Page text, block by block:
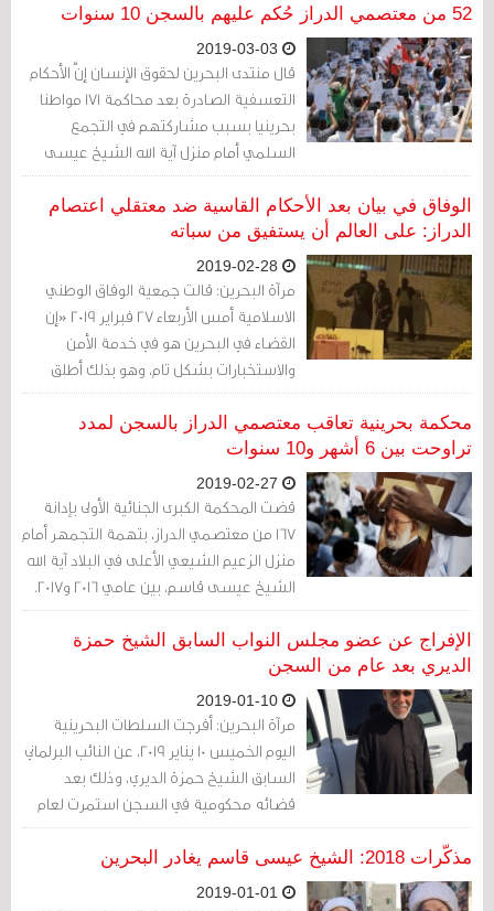
جرى من جرائم أخرى.
52 من معتصمي الدراز حُكم عليهم بالسجن 10 سنوات
قال منتدى البحرين لحقوق الإنسان إنَّ الأحكام
التعسفية الصادرة بعد محاكمة 171 مواطنا
بحرينيا بسبب مشاركتهم في التجمع
السلمي أمام منزل آية الله الشيخ عيسى
قاسم هي أحكام استندت على تحريات باطلة
الوفاق في بيان بعد الأحكام القاسية ضد معتقلي اعتصام
الدراز: على العالم أن يستفيق من سباته
مرآة البحرين: قالت جمعية الوفاق الوطني
الاسلامية أمس الأربعاء 27 فبراير 2019 «إن
القضاء في البحرين هو في خدمة الأمن
والاستخبارات بشكل تام، وهو بذلك أطلق
أحكامه على معتقلي ميدان الفداء فيما لم
يتحرك لمحاكمة القتلة والمجرمين الذين قتلوا
خمسة مواطنين أبرياء عزل ومزقوهم
بالرصاص الحي بدم بارد في الحادثة نفسها».
محكمة بحرينية تعاقب معتصمي الدراز بالسجن لمدد
تراوحت بين 6 أشهر و10 سنوات
قضت المحكمة الكبرى الجنائية الأولى بإدانة
167 من معتصمي الدراز، بتهمة التجمهر أمام
منزل الزعيم الشيعي الأعلى في البلاد آية الله
الشيخ عيسى قاسم، بين عامي 2016 و2017.
الإفراج عن عضو مجلس النواب السابق الشيخ حمزة
الديري بعد عام من السجن
مرآة البحرين: أفرجت السلطات البحرينية
اليوم الخميس 10 يناير 2019، عن النائب البرلماني
السابق الشيخ حمزة الديري، وذلك بعد
قضائه محكومية في السجن استمرت لعام
كامل.
مذكّرات 2018: الشيخ عيسى قاسم يغادر البحرين